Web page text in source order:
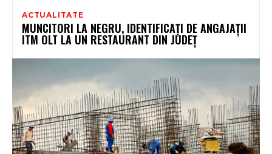
ACTUALITATE
MUNCITORI LA NEGRU, IDENTIFICAȚI DE ANGAJAȚII
ITM OLT LA UN RESTAURANT DIN JUDEȚ